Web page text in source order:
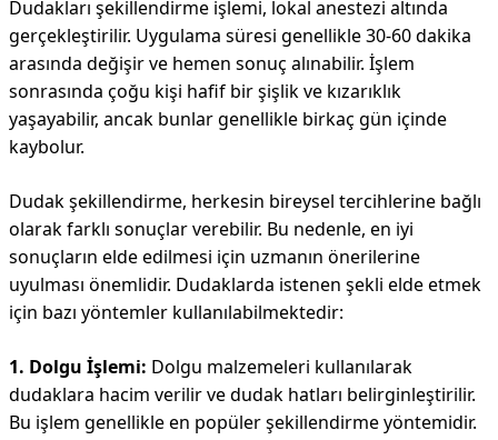
Dudakları şekillendirme işlemi, lokal anestezi altında
gerçekleştirilir. Uygulama süresi genellikle 30-60 dakika
arasında değişir ve hemen sonuç alınabilir. İşlem
sonrasında çoğu kişi hafif bir şişlik ve kızarıklık
yaşayabilir, ancak bunlar genellikle birkaç gün içinde
kaybolur.
Dudak şekillendirme, herkesin bireysel tercihlerine bağlı
olarak farklı sonuçlar verebilir. Bu nedenle, en iyi
sonuçların elde edilmesi için uzmanın önerilerine
uyulması önemlidir. Dudaklarda istenen şekli elde etmek
için bazı yöntemler kullanılabilmektedir:
1. Dolgu İşlemi: Dolgu malzemeleri kullanılarak
dudaklara hacim verilir ve dudak hatları belirginleştirilir.
Bu işlem genellikle en popüler şekillendirme yöntemidir.